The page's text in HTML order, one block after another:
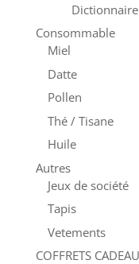
Dictionnaire
Consommable
Miel
Datte
Pollen
Thé / Tisane
Huile
Autres
Jeux de société
Tapis
Vetements
COFFRETS